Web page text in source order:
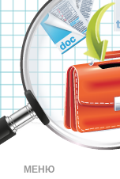
МЕНЮ